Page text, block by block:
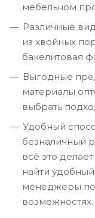
мебельном
Различные
из хвойных
бакелитовая
Выгодные
материалы
выбрать
Удобный
безналичный
всё это
найти
менеджеры
возможностях.